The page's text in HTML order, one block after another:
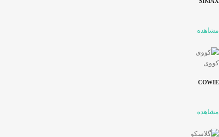
مشاهده
کووی
COWIE
مشاهده